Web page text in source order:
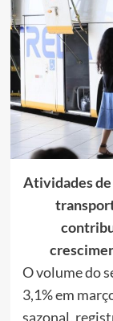
Atividades
O volume do
3,1% em
sazonal,